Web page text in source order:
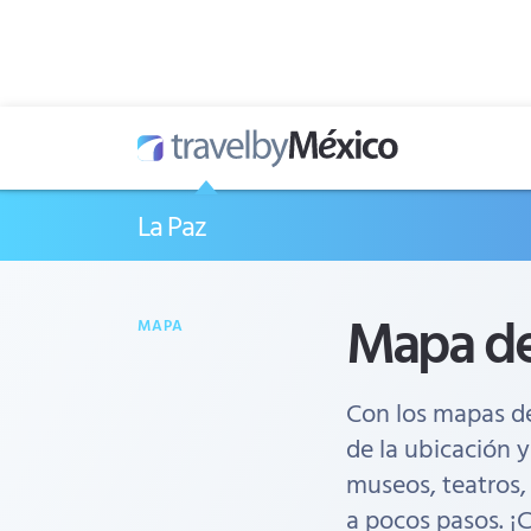
La Paz
MAPA Mapa
Con los mapas
de la ubicación
museos,
a pocos pasos.